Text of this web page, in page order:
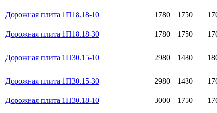
Дорожная плита 1П18.18-10 1780 1750
Дорожная плита 1П18.18-30 1780 1750
Дорожная плита 1П30.15-10 2980 1480
Дорожная плита 1П30.15-30 2980 1480
Дорожная плита 1П30.18-10 3000 1750